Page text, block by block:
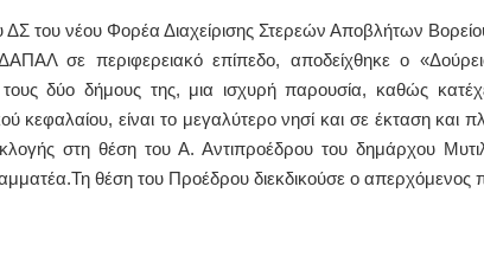
ΔΣ του νέου Φορέα Διαχείρισης Στερεών Αποβλήτων
σε περιφερειακό επίπεδο, αποδείχθηκε ο
δύο δήμους της, μια ισχυρή παρουσία, καθώς
κεφαλαίου, είναι το μεγαλύτερο νησί και σε έκταση και
στη θέση του Α. Αντιπροέδρου του δημάρχου
θέση του Προέδρου διεκδικούσε ο